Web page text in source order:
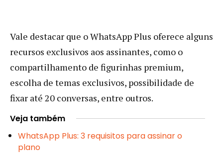
Vale destacar que o WhatsApp Plus oferece alguns
recursos exclusivos aos assinantes, como o
compartilhamento de figurinhas premium,
escolha de temas exclusivos, possibilidade de
fixar até 20 conversas, entre outros.
Veja também
WhatsApp Plus: 3 requisitos para assinar o
plano